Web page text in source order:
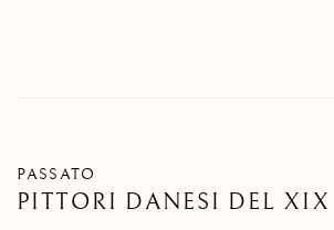
PASSATO
PITTORI DANESI DEL XIX